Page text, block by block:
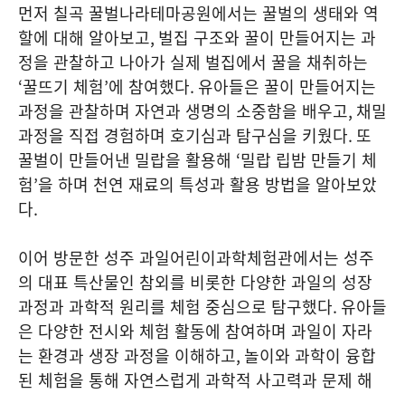
먼저 칠곡 꿀벌나라테마공원에서는 꿀벌의 생태와 역
할에 대해 알아보고, 벌집 구조와 꿀이 만들어지는 과
정을 관찰하고 나아가 실제 벌집에서 꿀을 채취하는
‘꿀뜨기 체험’에 참여했다. 유아들은 꿀이 만들어지는
과정을 관찰하며 자연과 생명의 소중함을 배우고, 채밀
과정을 직접 경험하며 호기심과 탐구심을 키웠다. 또
꿀벌이 만들어낸 밀랍을 활용해 ‘밀랍 립밤 만들기 체
험’을 하며 천연 재료의 특성과 활용 방법을 알아보았
다.
이어 방문한 성주 과일어린이과학체험관에서는 성주
의 대표 특산물인 참외를 비롯한 다양한 과일의 성장
과정과 과학적 원리를 체험 중심으로 탐구했다. 유아들
은 다양한 전시와 체험 활동에 참여하며 과일이 자라
는 환경과 생장 과정을 이해하고, 놀이와 과학이 융합
된 체험을 통해 자연스럽게 과학적 사고력과 문제 해